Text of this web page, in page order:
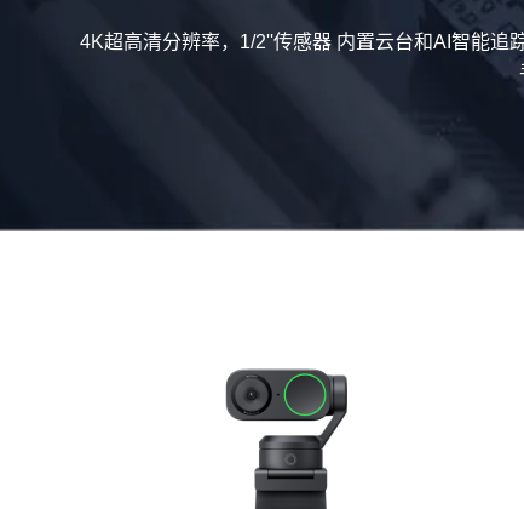
4K超高清分辨率，1/2''传感器 内置云台和AI智能追